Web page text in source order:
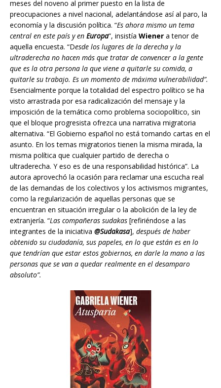
meses del noveno al primer puesto en la lista de
preocupaciones a nivel nacional, adelantándose así al paro, la
economía y la discusión política. “Es ahora mismo un tema
central en este país y en Europa”, insistía Wiener a tenor de
aquella encuesta. “Desde los lugares de la derecha y la
ultraderecha no hacen más que tratar de convencer a la gente
que es la otra persona la que viene a quitarle su comida, a
quitarle su trabajo. Es un momento de máxima vulnerabilidad”.
Esencialmente porque la totalidad del espectro político se ha
visto arrastrada por esa radicalización del mensaje y la
imposición de la temática como problema sociopolítico, sin
que el bloque progresista ofrezca una narrativa migratoria
alternativa. “El Gobierno español no está tomando cartas en el
asunto. En los temas migratorios tienen la misma mirada, la
misma política que cualquier partido de derecha o
ultraderecha. Y eso es de una responsabilidad histórica”. La
autora aprovechó la ocasión para reclamar una escucha real
de las demandas de los colectivos y los activismos migrantes,
como la regularización de aquellas personas que se
encuentran en situación irregular o la abolición de la ley de
extranjería. “Las compañeras sudakas [refiriéndose a las
integrantes de la iniciativa @Sudakasa], después de haber
obtenido su ciudadanía, sus papeles, en lo que están es en lo
que tendrían que estar estos gobiernos, en darle la mano a las
personas que se van a quedar realmente en el desamparo
absoluto”.